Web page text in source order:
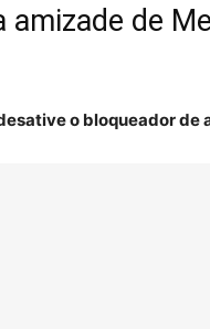
amizade de
o bloqueador de